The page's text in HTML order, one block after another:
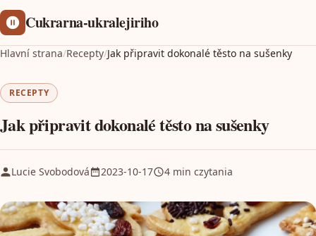
Cukrarna-ukralejiriho
Hlavní strana/Recepty/Jak připravit dokonalé těsto na sušenky
RECEPTY
Jak připravit dokonalé těsto na sušenky
Lucie Svobodová 2023-10-17 4 min czytania